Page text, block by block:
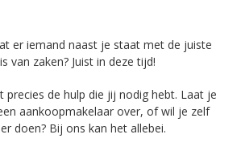
er iemand naast je staat met de juiste
van zaken? Juist in deze tijd!
precies de hulp die jij nodig hebt. Laat je
aankoopmakelaar over, of wil je zelf
doen? Bij ons kan het allebei.